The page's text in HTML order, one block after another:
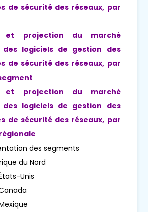
de sécurité des réseaux, par
et projection du marché
des logiciels de gestion des
de sécurité des réseaux, par
et projection du marché
des logiciels de gestion des
de sécurité des réseaux, par
des segments
du Nord
Unis